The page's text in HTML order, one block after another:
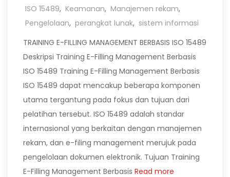
ISO 15489, Keamanan, Manajemen rekam,
Pengelolaan, perangkat lunak, sistem informasi
TRAINING E-FILLING MANAGEMENT BERBASIS ISO 15489
Deskripsi Training E-Filling Management Berbasis
ISO 15489 Training E-Filling Management Berbasis
ISO 15489 dapat mencakup beberapa komponen
utama tergantung pada fokus dan tujuan dari
pelatihan tersebut. ISO 15489 adalah standar
internasional yang berkaitan dengan manajemen
rekam, dan e-filing management merujuk pada
pengelolaan dokumen elektronik. Tujuan Training
E-Filling Management Berbasis Read more